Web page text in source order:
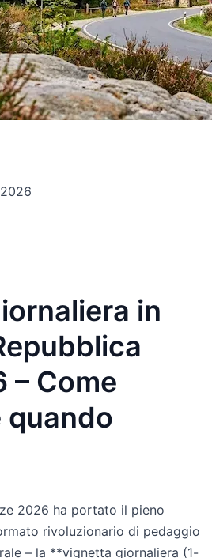
in
– Come
quando
2026 ha portato il pieno
rivoluzionario di pedaggio
– la **vignetta giornaliera (1-